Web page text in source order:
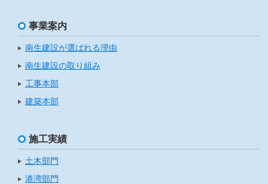
事業案内
南生建設が選ばれる理由
南生建設の取り組み
工事本部
建築本部
施工実績
土木部門
港湾部門